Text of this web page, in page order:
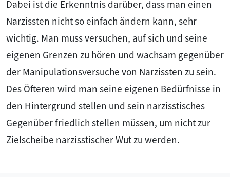
Dabei ist die Erkenntnis darüber, dass man einen
Narzissten nicht so einfach ändern kann, sehr
wichtig. Man muss versuchen, auf sich und seine
eigenen Grenzen zu hören und wachsam gegenüber
der Manipulationsversuche von Narzissten zu sein.
Des Öfteren wird man seine eigenen Bedürfnisse in
den Hintergrund stellen und sein narzisstisches
Gegenüber friedlich stellen müssen, um nicht zur
Zielscheibe narzisstischer Wut zu werden.